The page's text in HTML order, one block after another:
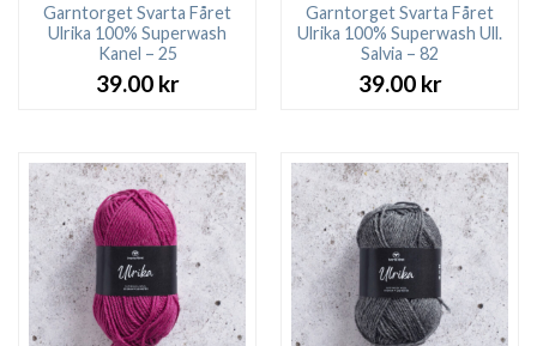
Garntorget Svarta Fåret
Ulrika 100% Superwash
Kanel – 25
39.00 kr
Garntorget Svarta Fåret
Ulrika 100% Superwash Ull.
Salvia – 82
39.00 kr